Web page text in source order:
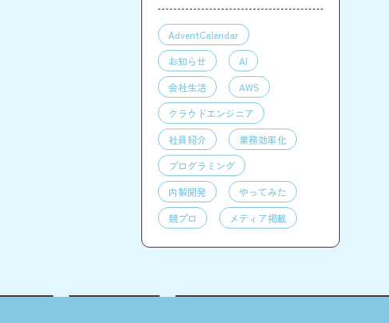
AdventCalendar
お知らせ
AI
会社生活
AWS
クラウドエンジニア
社員紹介
業務効率化
プログラミング
内製開発
やってみた
競プロ
メディア掲載